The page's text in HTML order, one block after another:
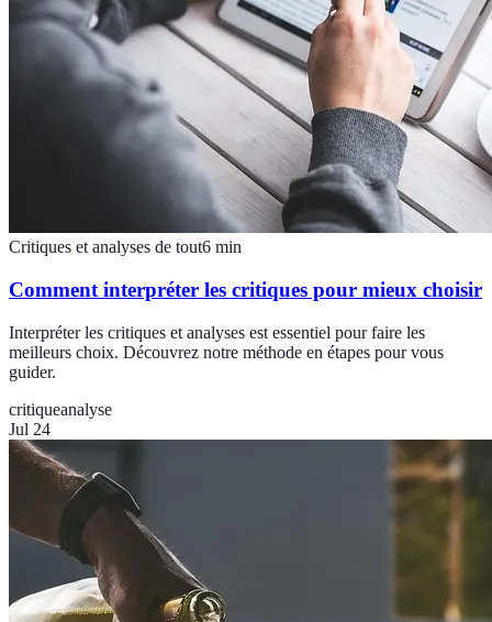
Critiques et analyses de tout6 min
Comment interpréter les critiques pour mieux choisir
Interpréter les critiques et analyses est essentiel pour faire les
meilleurs choix. Découvrez notre méthode en étapes pour vous
guider.
critiqueanalyse
Jul 24